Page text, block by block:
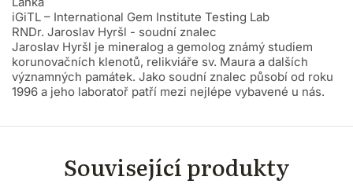
iGiTL – International Gem Institute Testing Lab
RNDr. Jaroslav Hyršl - soudní znalec
Jaroslav Hyršl je mineralog a gemolog známý studiem
korunovačních klenotů, relikviáře sv. Maura a dalších
významných památek. Jako soudní znalec působí od roku
1996 a jeho laboratoř patří mezi nejlépe vybavené u nás.
Související produkty